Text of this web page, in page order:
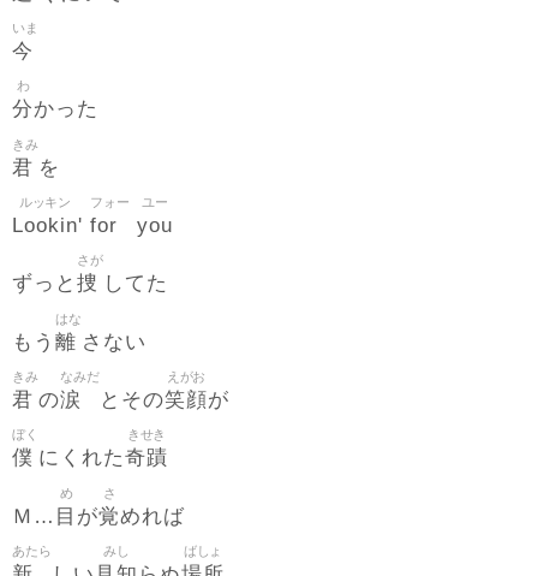
今
いま
分
わ
かった
君
きみ
を
Lookin
ルッキン
' for
フォー
you
ユー
ずっと 捜
さが
してた
もう 離
はな
さない
君
きみ
の涙
なみだ
とその笑顔
えがお
が
僕
ぼく
にくれた奇蹟
きせき
Ｍ… 目
め
が覚
さ
めれば
あたら みし ばしょ